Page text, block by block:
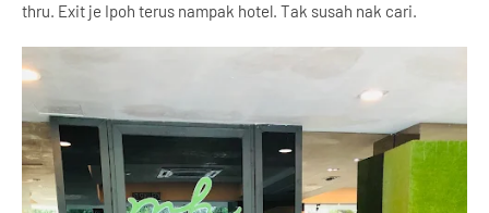
thru. Exit je Ipoh terus nampak hotel. Tak susah nak cari.